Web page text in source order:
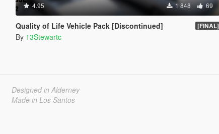
4.95 1 848 69
Quality of Life Vehicle Pack [Discontinued] [FINAL]
By 13Stewartc
Designed in Alderney
Made in Los Santos